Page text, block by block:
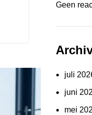
Geen
juli
juni
mei